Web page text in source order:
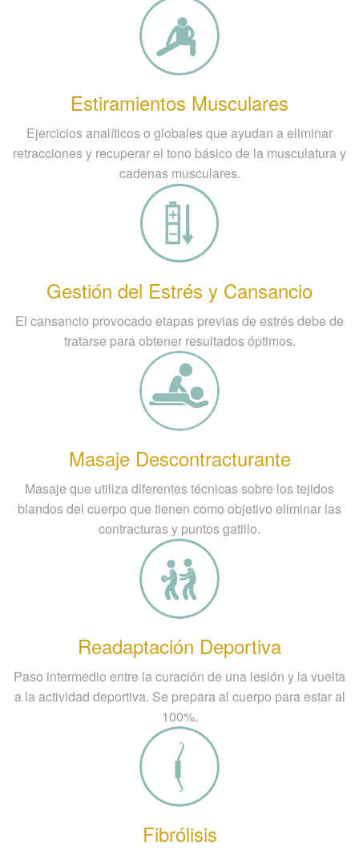
Estiramientos Musculares
Ejercicios analíticos o globales que ayudan a eliminar
retracciones y recuperar el tono básico de la musculatura y
cadenas musculares.
Gestión del Estrés y Cansancio
El cansancio provocado etapas previas de estrés debe de
tratarse para obtener resultados óptimos.
Masaje Descontracturante
Masaje que utiliza diferentes técnicas sobre los tejidos
blandos del cuerpo que tienen como objetivo eliminar las
contracturas y puntos gatillo.
Readaptación Deportiva
Paso intermedio entre la curación de una lesión y la vuelta
a la actividad deportiva. Se prepara al cuerpo para estar al
100%.
Fibrólisis